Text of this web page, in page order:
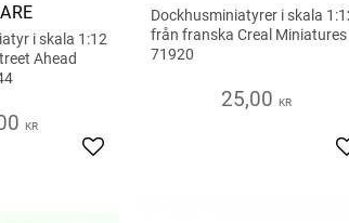
i skala 1:12
Ahead
KR
Add to favorites
Dockhusminiatyrer i skala
från franska Creal Miniatures
71920
25,00 KR